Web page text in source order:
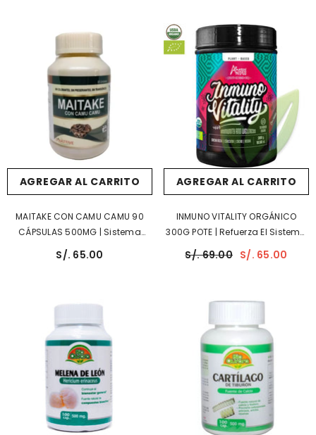
AGREGAR AL CARRITO
MAITAKE CON CAMU CAMU 90
CÁPSULAS 500MG | Sistema
Inmunológico, Apoyo Hormonal
S/. 65.00
AGREGAR AL CARRITO
INMUNO VITALITY ORGÁNICO
300G POTE | Refuerza El Sistema
Inmunológico.
S/. 69.00 S/. 65.00